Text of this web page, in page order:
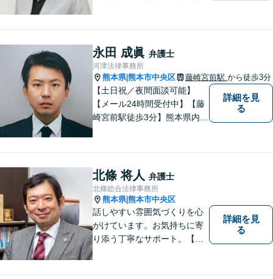
い！
永田 成眞 弁護士
河津法律事務所
熊本県|熊本市中央区 藤崎宮前駅 から徒歩3分
【土日祝／夜間面談可能】
【メール24時間受付中】【藤
崎宮前駅徒歩3分】熊本県内及
の方の契約関係トラブルまで
幅広くご相談いただいており
ます。お気軽にご相談くださ
い。
詳細を見
る
北條 将人 弁護士
北條総合法律事務所
熊本県|熊本市中央区
話しやすい雰囲気づくりを心
がけています。お気持ちに寄
り添う丁寧なサポート。【借
詳細を見
る